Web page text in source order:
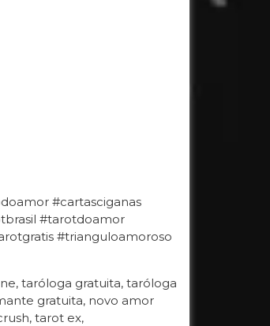
#cartasciganas
#tarotdoamor
#trianguloamoroso
taróloga gratuita, taróloga
gratuita, novo amor
tarot ex,